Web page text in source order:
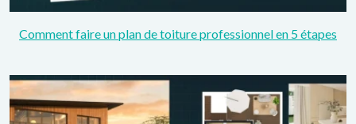
Comment faire un plan de toiture professionnel en 5 étapes